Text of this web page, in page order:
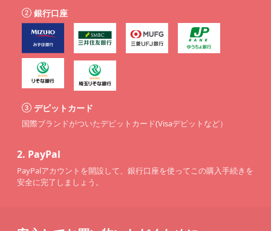
銀行口座
デビットカード
国際ブランドがついたデビットカード(Visaデビットなど）
2. PayPal
PayPalアカウントを開設して、銀行口座を使ってこの購入手続きを
安全に完了しましょう。